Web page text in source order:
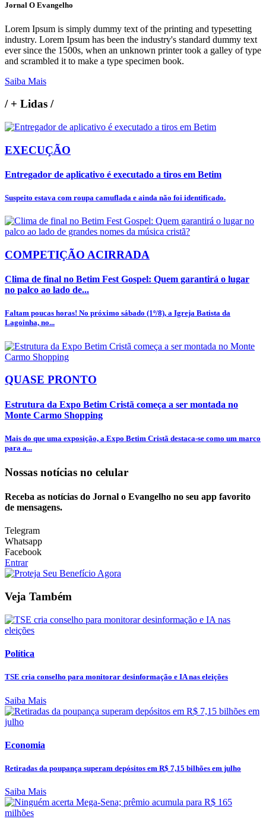
Jornal O Evangelho
Lorem Ipsum is simply dummy text of the printing and typesetting
industry. Lorem Ipsum has been the industry's standard dummy text
ever since the 1500s, when an unknown printer took a galley of type
and scrambled it to make a type specimen book.
Saiba Mais
/+ Lidas /
EXECUÇÃO
Entregador de aplicativo é executado a tiros em Betim
Suspeito estava com roupa camuflada e ainda não foi identificado.
COMPETIÇÃO ACIRRADA
Clima de final no Betim Fest Gospel: Quem garantirá o lugar
no palco ao lado de...
Faltam poucas horas! No próximo sábado (1º/8), a Igreja Batista da
Lagoinha, no...
QUASE PRONTO
Estrutura da Expo Betim Cristã começa a ser montada no
Monte Carmo Shopping
Mais do que uma exposição, a Expo Betim Cristã destaca-se como um marco
para a...
Nossas notícias no celular
Receba as notícias do Jornal o Evangelho no seu app favorito
de mensagens.
Telegram
Whatsapp
Facebook
Entrar
Veja Também
Política
TSE cria conselho para monitorar desinformação e IA nas eleições
Saiba Mais
Economia
Retiradas da poupança superam depósitos em R$ 7,15 bilhões em julho
Saiba Mais